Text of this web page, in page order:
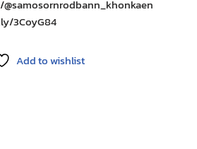
3CoyG84
Add to wishlist